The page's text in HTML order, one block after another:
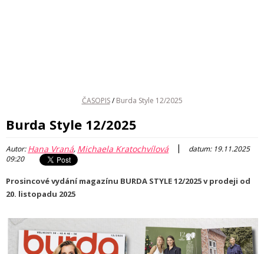
ČASOPIS / Burda Style 12/2025
Burda Style 12/2025
Autor:Hana Vraná, Michaela Kratochvílová |
datum: 19.11.2025
09:20
Prosincové vydání magazínu BURDA STYLE 12/2025 v prodeji od
20. listopadu 2025